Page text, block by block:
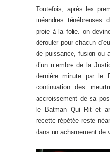
Toutefois, après les
méandres ténébreuses
proie à la folie, on
dérouler pour chacun
de puissance, fusion ou
d’un membre de la
dernière minute par le
continuation des
accroissement de sa
le Batman Qui Rit et
recette répétée reste
dans un acharnement de